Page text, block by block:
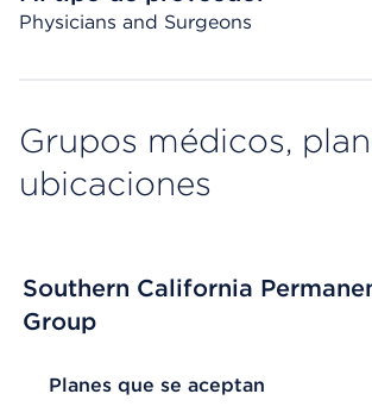
Physicians and Surgeons
Grupos médicos,
ubicaciones
Southern California
Group
List Header Planes que se aceptan
Planes que se aceptan